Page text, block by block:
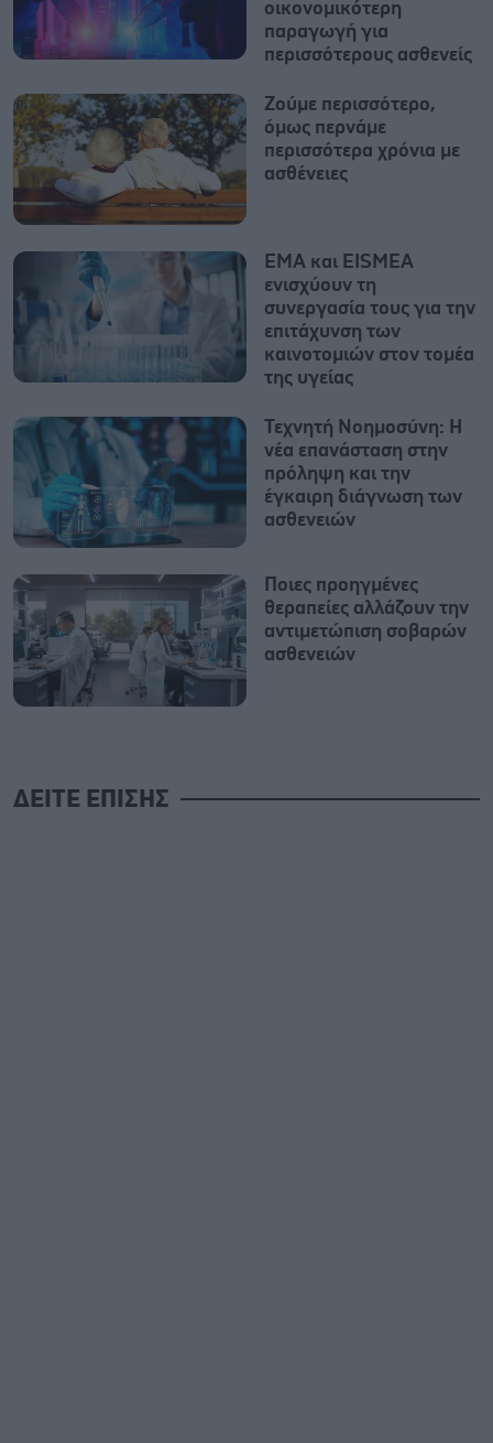
οικονομικότερη
παραγωγή για
περισσότερους ασθενείς
Ζούμε περισσότερο,
όμως περνάμε
περισσότερα χρόνια με
ασθένειες
EMA και EISMEA
ενισχύουν τη
συνεργασία τους για την
επιτάχυνση των
καινοτομιών στον τομέα
της υγείας
Τεχνητή Νοημοσύνη: Η
νέα επανάσταση στην
πρόληψη και την
έγκαιρη διάγνωση των
ασθενειών
Ποιες προηγμένες
θεραπείες αλλάζουν την
αντιμετώπιση σοβαρών
ασθενειών
ΔΕΙΤΕ ΕΠΙΣΗΣ